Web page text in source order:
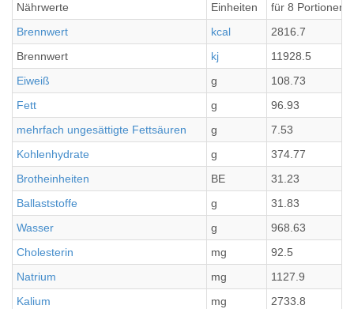
Nährwerte
Einheiten
für 8 Portionen
Brennwert
kcal
2816.7
Brennwert
kj
11928.5
Eiweiß
g
108.73
Fett
g
96.93
mehrfach ungesättigte Fettsäuren
g
7.53
Kohlenhydrate
g
374.77
Brotheinheiten
BE
31.23
Ballaststoffe
g
31.83
Wasser
g
968.63
Cholesterin
mg
92.5
Natrium
mg
1127.9
Kalium
mg 2733.8